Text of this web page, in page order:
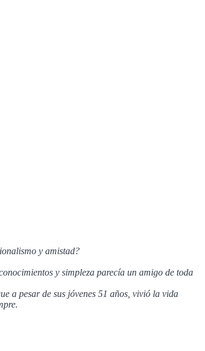
y amistad?
y simpleza parecía un amigo de toda
a pesar de sus jóvenes 51 años, vivió la vida